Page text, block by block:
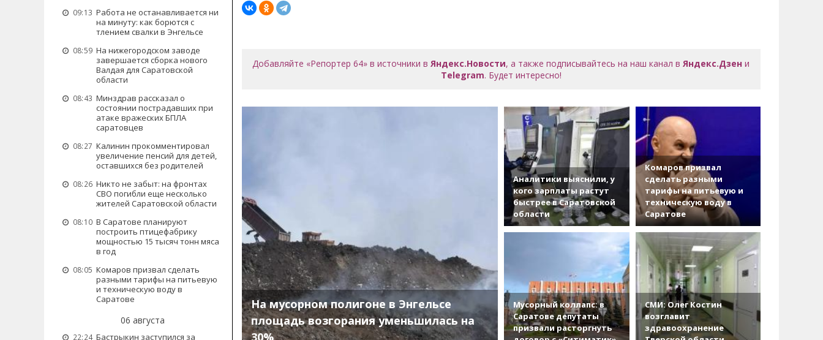
09:13 Работа не останавливается ни
на минуту: как борются с
тлением свалки в Энгельсе
08:59 На нижегородском заводе
завершается сборка нового
Валдая для Саратовской
области
08:43 Минздрав рассказал о
состоянии пострадавших при
атаке вражеских БПЛА
саратовцев
08:27 Калинин прокомментировал
увеличение пенсий для детей,
оставшихся без родителей
08:26 Никто не забыт: на фронтах
СВО погибли еще несколько
жителей Саратовской области
08:10 В Саратове планируют
построить птицефабрику
мощностью 15 тысяч тонн мяса
в год
08:05 Комаров призвал сделать
разными тарифы на питьевую
и техническую воду в
Саратове
06 августа
22:24 Бастрыкин заступился за
Добавляйте «Репортер 64» в источники вЯндекс.Новости, а также подписывайтесь на наш канал вЯндекс.Дзен и
Telegram. Будет интересно!
На мусорном полигоне в Энгельсе
площадь возгорания уменьшилась на
30%
Аналитики выяснили, у
кого зарплаты растут
быстрее в Саратовской
области
Комаров призвал
сделать разными
тарифы на питьевую и
техническую воду в
Саратове
Мусорный коллапс: в
Саратове депутаты
призвали расторгнуть
СМИ: Олег Костин
возглавит
здравоохранение